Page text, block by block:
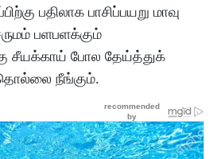
பதிலாக பாசிப்பயறு மாவு
பளபளக்கும்
சீயக்காய் போல தேய்த்துக்
நீங்கும்.